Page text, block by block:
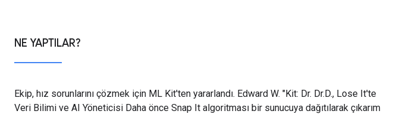
NE YAPTILAR?
Ekip, hız sorunlarını çözmek için ML Kit'ten yararlandı. Edward W. "Kit: Dr. Dr.D., Lose It'te
Veri Bilimi ve AI Yöneticisi Daha önce Snap It algoritması bir sunucuya dağıtılarak çıkarım